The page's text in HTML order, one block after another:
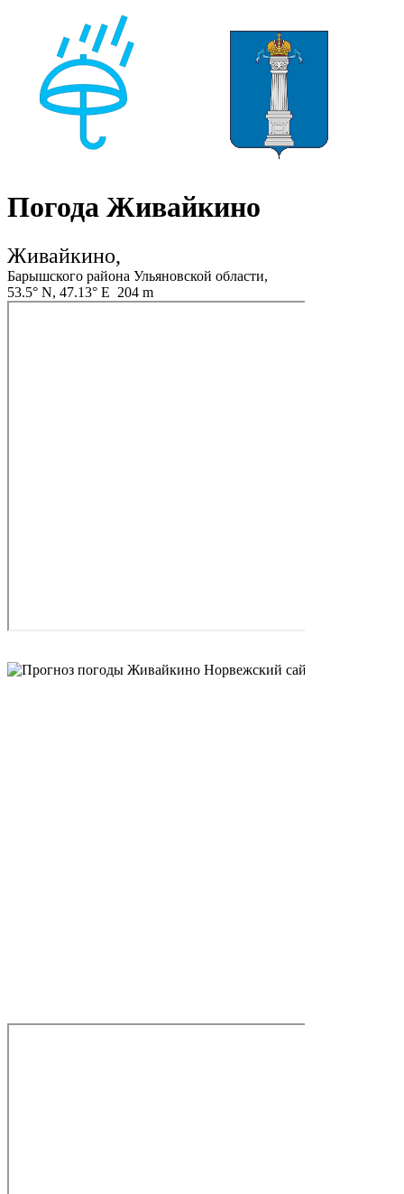
Погода Живайкино
Живайкино,
Барышского района Ульяновской области,
53.5° N, 47.13° E 204 m